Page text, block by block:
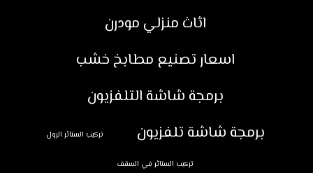
اثاث منزلي مودرن
اسعار تصنيع مطابخ خشب
برمجة شاشة التلفزيون
برمجة شاشة تلفزيون
تركيب الستائر الرول
تركيب الستائر في السقف